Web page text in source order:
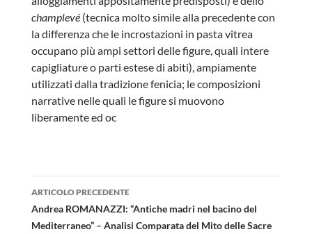
champlevé(tecnica molto simile alla precedente con
la differenza che le incrostazioni in pasta vitrea
occupano più ampi settori delle figure, quali intere
capigliature o parti estese di abiti), ampiamente
utilizzati dalla tradizione fenicia; le composizioni
narrative nelle quali le figure si muovono
liberamente ed oc
Navigazione
articolo
ARTICOLO PRECEDENTE
Andrea ROMANAZZI: “Antiche madri nel bacino del
Mediterraneo” – Analisi Comparata del Mito delle Sacre